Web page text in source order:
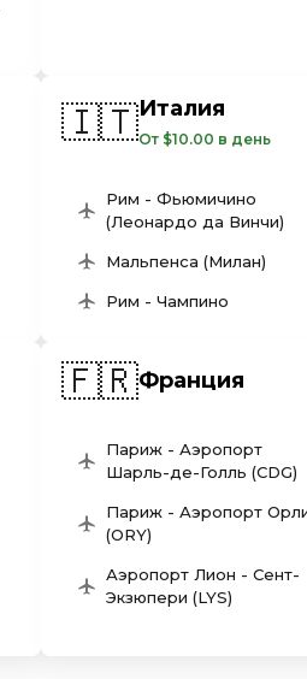
🇮🇹Италия
От $10.00 в день
Рим - Фьюмичино
(Леонардо да Винчи)
Мальпенса (Милан)
Рим - Чампино
🇫🇷Франция
Париж - Аэропорт
Шарль-де-Голль (CDG)
Париж - Аэропорт
(ORY)
Аэропорт Лион - Сент-
Экзюпери (LYS)